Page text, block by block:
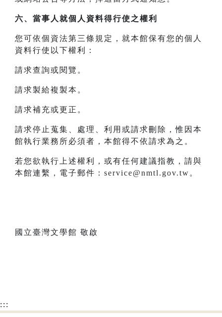
六、當事人就個人資料得行使之權利
您可依個資法第三條規定，就本館保有您的個人
資料行使以下權利：
請求查詢或閱覽。
請求製給複製本。
請求補充或更正。
請求停止蒐集、處理、利用或請求刪除，惟因本
館執行業務所必須者，本館得不依請求為之。
若您欲執行上述權利，或有任何建議指教，請與
本館連繫，電子郵件：service@nmtl.gov.tw。
國立臺灣文學館 敬啟
:::